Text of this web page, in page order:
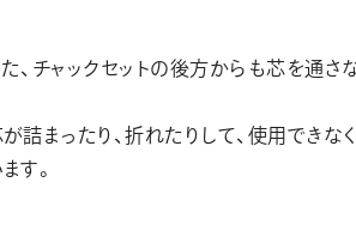
た、チャックセットの後方からも芯を通さ
が詰まったり、折れたりして、使用できな
す。